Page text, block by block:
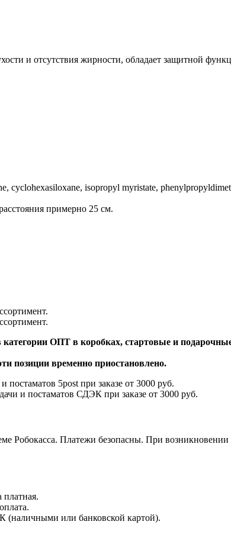
и отсутствия жирности, обладает защитной
cyclohexasiloxane, isopropyl myristate,
примерно 25 см.
ОПТ в коробках, стартовые и
позиции временно приостановлено.
постаматов 5post при заказе от 3000 руб.
и постаматов СДЭК при заказе от 3000 руб.
Робокасса. Платежи безопасны. При
(наличными или банковской картой).